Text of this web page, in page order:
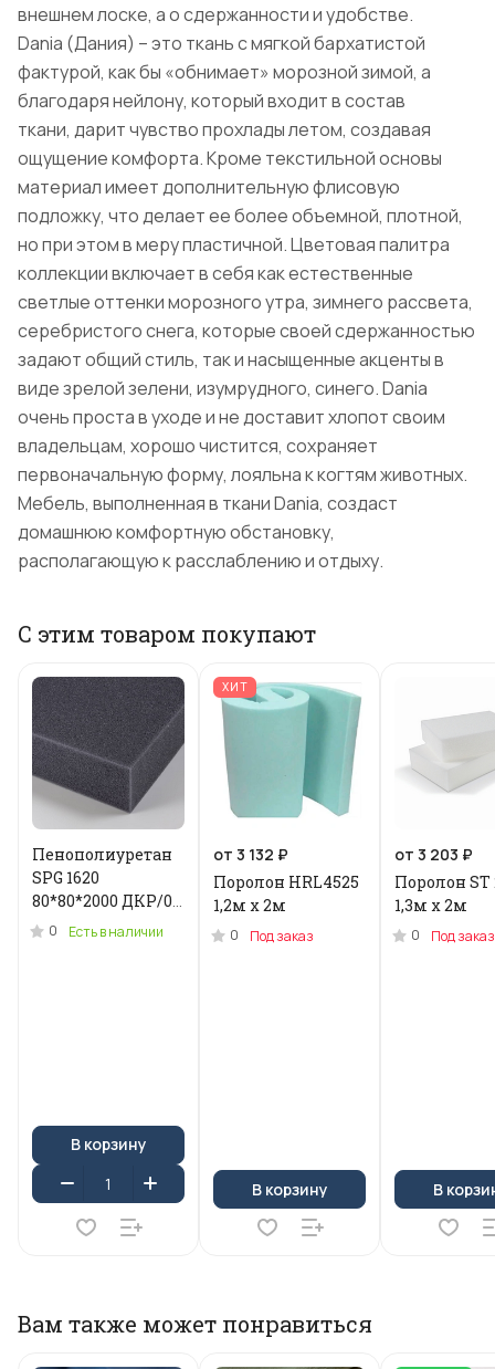
внешнем лоске, а о сдержанности и удобстве.
Dania (Дания) – это ткань с мягкой бархатистой
фактурой, как бы «обнимает» морозной зимой, а
благодаря нейлону, который входит в состав
ткани, дарит чувство прохлады летом, создавая
ощущение комфорта. Кроме текстильной основы
материал имеет дополнительную флисовую
подложку, что делает ее более объемной, плотной,
но при этом в меру пластичной. Цветовая палитра
коллекции включает в себя как естественные
светлые оттенки морозного утра, зимнего рассвета,
серебристого снега, которые своей сдержанностью
задают общий стиль, так и насыщенные акценты в
виде зрелой зелени, изумрудного, синего. Dania
очень проста в уходе и не доставит хлопот своим
владельцам, хорошо чистится, сохраняет
первоначальную форму, лояльна к когтям животных.
Мебель, выполненная в ткани Dania, создаст
домашнюю комфортную обстановку,
располагающую к расслаблению и отдыху.
С этим товаром покупают
Пенополиуретан
SPG 1620
80*80*2000 ДКР/0.2
кг .N-3955U
0 Есть в наличии
В корзину
ХИТ
от 3 132 ₽
Поролон HRL4525
1,2м x 2м
0 Под заказ
В корзину
от 3 203 ₽
Поролон ST
1,3м х 2м
0 Под заказ
В
Вам также может понравиться